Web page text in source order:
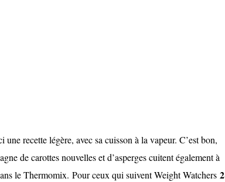
recette légère, avec sa cuisson à la vapeur. C’est bon,
de carottes nouvelles et d’asperges cuitent également à
le Thermomix. Pour ceux qui suivent Weight Watchers 2